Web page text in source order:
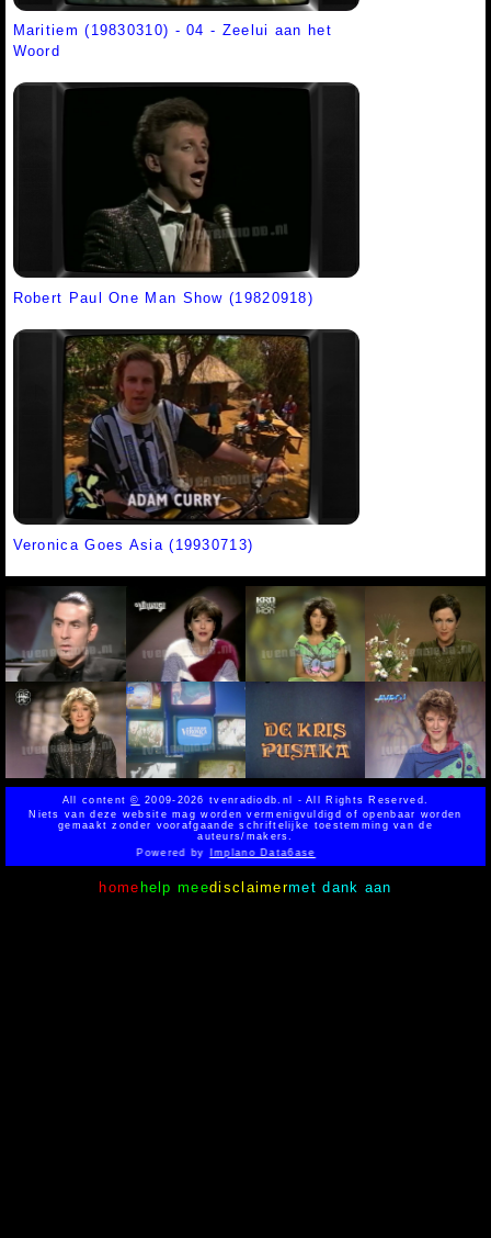
Maritiem (19830310) - 04 - Zeelui aan het
Woord
Robert Paul One Man Show (19820918)
Veronica Goes Asia (19930713)
All content© 2009-2026 tvenradiodb.nl - All Rights Reserved.
Niets van deze website mag worden vermenigvuldigd of openbaar worden
gemaakt zonder voorafgaande schriftelijke toestemming van de
auteurs/makers.
Powered by
Implano Data6ase
home help meedisclaimermet dank aan